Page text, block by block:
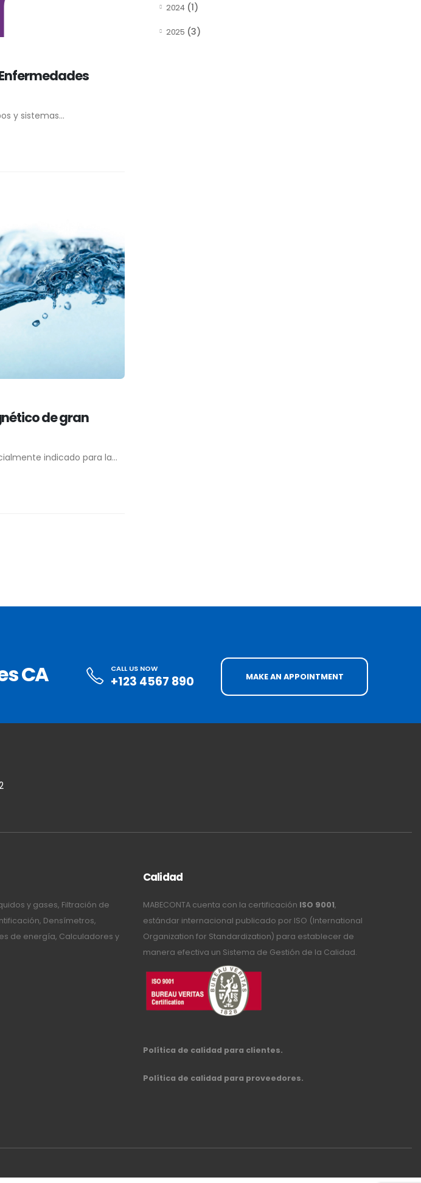
Enfermedades
y sistemas...
de gran
indicado para la...
2024(1)
2025 (3)
CA CALL US NOW
+123 4567 890 MAKE AN APPOINTMENT
y gases, Filtración de
Densímetros,
de energía, Calculadores y
Calidad
MABECONTA cuenta con la certificación ISO 9001,
estándar internacional publicado por ISO (International
Organization for Standardization) para establecer de
manera efectiva un Sistema de Gestión de la Calidad.
Política de calidad para clientes.
Política de calidad para proveedores.